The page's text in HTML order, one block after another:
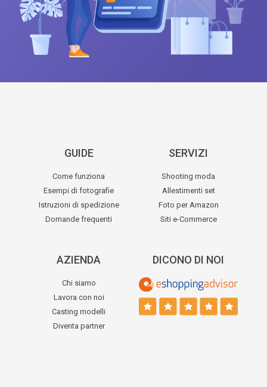
GUIDE
Come funziona
Esempi di fotografie
Istruzioni di spedizione
Domande frequenti
SERVIZI
Shooting moda
Allestimenti set
Foto per Amazon
Siti e-Commerce
AZIENDA
Chi siamo
Lavora con noi
Casting modelli
Diventa partner
DICONO DI NOI